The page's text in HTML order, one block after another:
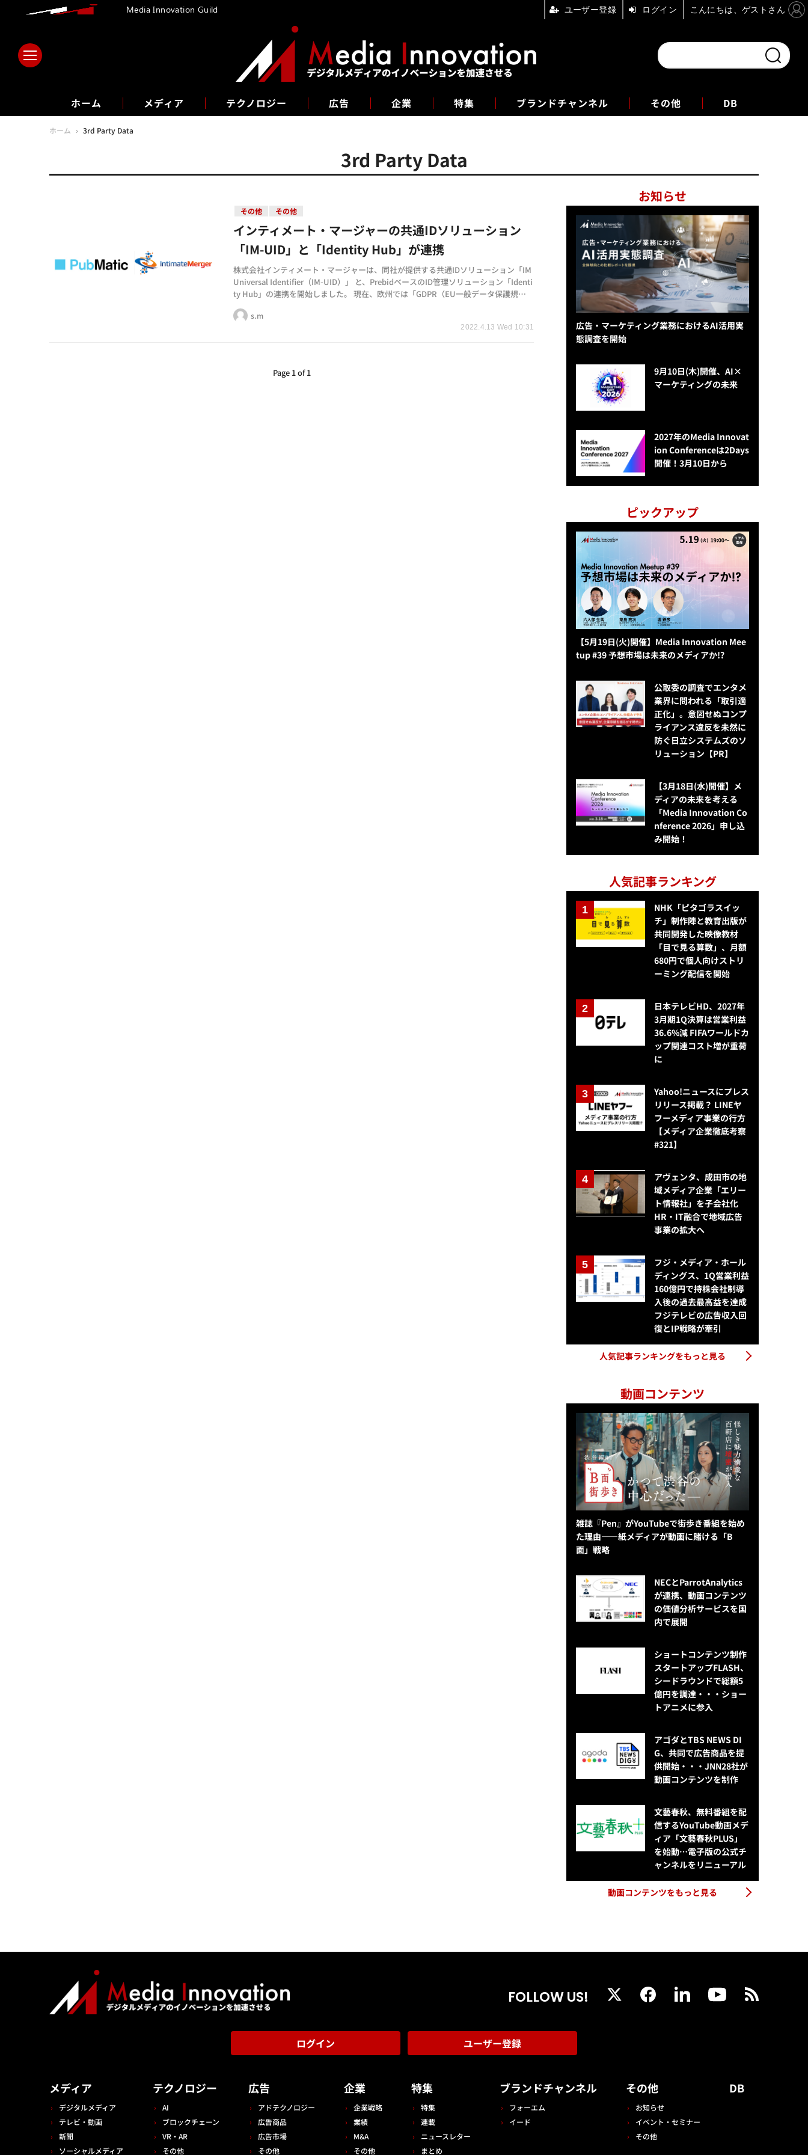
ホーム メディア テクノロジー 広告 企業 特集 ブランドチャンネル
フォーエム その他 DB
ホーム › 3rd Party Data
3rd Party Data
その他 その他
2022.4.13 Wed 10:31
インティメート・マージャーの共通IDソリューション
「IM-UID」と「Identity Hub」が連携
株式会社インティメート・マージャーは、同社が提供する共通IDソリューション「IM
Universal Identifier（IM-UID）」 と、PrebidベースのID管理ソリューション「Identi
ty Hub」の連携を開始しました。 現在、欧州では「GDPR（EU一般データ保護規
則）」や「CCPA（カリフ…
s.m
Page 1 of 1
お知らせ
広告・マーケティング業務におけるAI活用実
態調査を開始
9月10日(木)開催、AI×
マーケティングの未来
2027年のMedia Innovat
ion Conferenceは2Days
開催！3月10日から
ピックアップ
【5月19日(火)開催】Media Innovation Mee
tup #39 予想市場は未来のメディアか!?
公​​取委の調査でエンタメ
業界に問われる「取引適
正化」。意図せぬコンプ
ライアンス違反を未然に
防ぐ日立システムズのソ
リューション​【PR】
【3月18日(水)開催】メ
ディアの未来を考える
「Media Innovation Co
nference 2026」申し込
み開始！
人気記事ランキング
NHK「ピタゴラスイッ
チ」制作陣と教育出版が
共同開発した映像教材
「目で見る算数」、月額
680円で個人向けストリ
ーミング配信を開始
日本テレビHD、2027年
3月期1Q決算は営業利益
36.6%減 FIFAワールドカ
ップ関連コスト増が重荷
に
Yahoo!ニュースにプレス
リリース掲載？ LINEヤ
フーメディア事業の行方
【メディア企業徹底考察
#321】
アヴェンタ、成田市の地
域メディア企業「エリー
ト情報社」を子会社化
HR・IT融合で地域広告
事業の拡大へ
フジ・メディア・ホール
ディングス、1Q営業利益
160億円で持株会社制導
入後の過去最高益を達成
フジテレビの広告収入回
復とIP戦略が牽引
人気記事ランキングをもっと見る
動画コンテンツ
雑誌『Pen』がYouTubeで街歩き番組を始め
た理由——紙メディアが動画に賭ける「B
面」戦略
NECとParrotAnalytics
が連携、動画コンテンツ
の価値分析サービスを国
内で展開
ショートコンテンツ制作
スタートアップFLASH、
シードラウンドで総額5
億円を調達・・・ショー
トアニメに参入
アゴダとTBS NEWS DI
G、共同で広告商品を提
供開始・・・JNN28社が
動画コンテンツを制作
文藝春秋、無料番組を配
信するYouTube動画メデ
ィア「文藝春秋PLUS」
を始動…電子版の公式チ
ャンネルをリニューアル
動画コンテンツをもっと見る
FOLLOW US!
ログイン ユーザー登録
メディア
デジタルメディア
テレビ・動画
新聞
ソーシャルメディア
テクノロジー
AI
ブロックチェーン
VR・AR
その他
広告
アドテクノロジー
広告商品
広告市場
その他
企業
企業戦略
業績
M&A
その他
特集
特集
連載
ニュースレター
まとめ
ブランドチャンネル
フォーエム
イード
その他
お知らせ
イベント・セミナー
その他
DB
Media Innovation Guild ユーザー登録 ログイン こんにちは、ゲストさん